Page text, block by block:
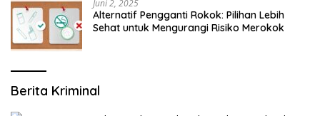
Juni 2, 2025
Alternatif Pengganti Rokok: Pilihan Lebih
Sehat untuk Mengurangi Risiko Merokok
Berita Kriminal